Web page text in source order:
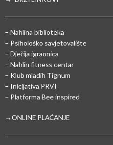
– Nahlina biblioteka
– Psihološko savjetovalište
– Dječija igraonica
– Nahlin fitness centar
– Klub mladih Tignum
– Inicijativa PRVI
– Platforma Bee inspired
→ONLINE PLAĆANJE